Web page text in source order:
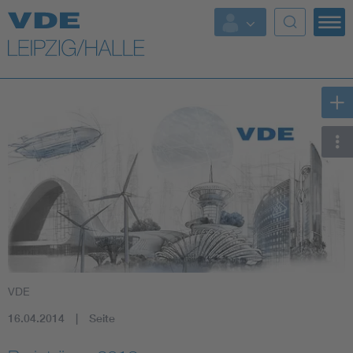
Top Themen
Fokusthemen
Energy
AI & Digital Trust
Health
Mobility
VDE
16.04.2014 Seite